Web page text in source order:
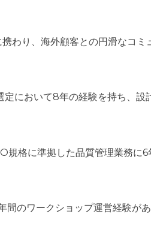
わり、海外顧客との円滑なコ
定において8年の経験を持ち、
規格に準拠した品質管理業務に
間のワークショップ運営経験が